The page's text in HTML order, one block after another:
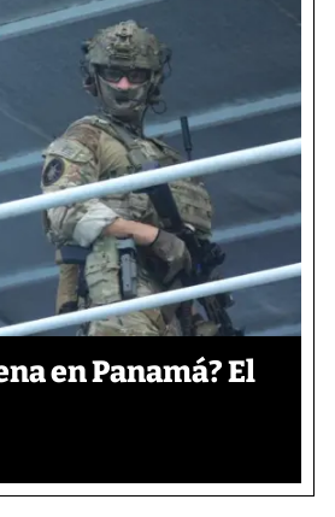
en Panamá? El